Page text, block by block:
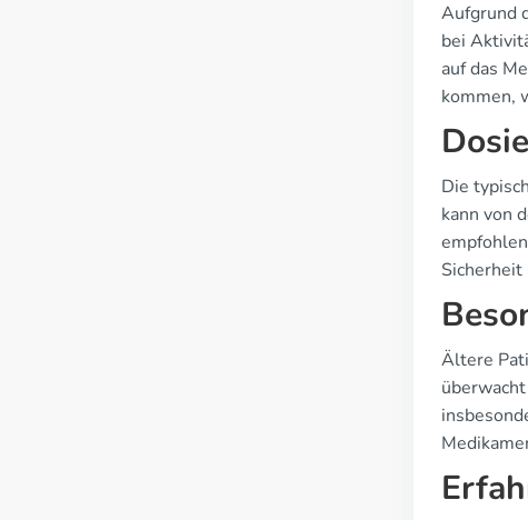
Aufgrund
bei
auf das
kommen,
Die
kann von
Ältere